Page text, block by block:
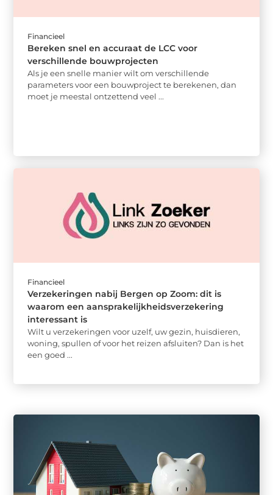
Financieel
Bereken snel en accuraat de LCC voor
verschillende bouwprojecten
Als je een snelle manier wilt om verschillende
parameters voor een bouwproject te berekenen, dan
moet je meestal ontzettend veel ...
Financieel
Verzekeringen nabij Bergen op Zoom: dit is
waarom een aansprakelijkheidsverzekering
interessant is
Wilt u verzekeringen voor uzelf, uw gezin, huisdieren,
woning, spullen of voor het reizen afsluiten? Dan is het
een goed ...